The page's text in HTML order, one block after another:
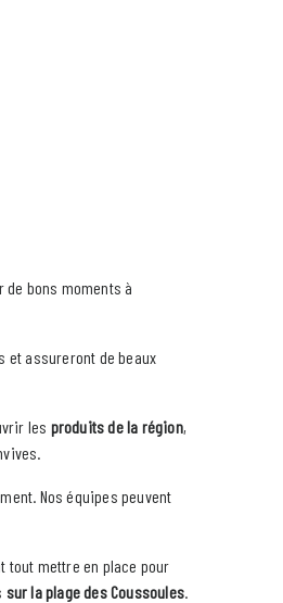
de bons moments à
et assureront de beaux
les produits de la région,
Nos équipes peuvent
tout mettre en place pour
sur la plage des Coussoules.